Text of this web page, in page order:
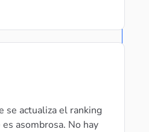
se actualiza el ranking
asombrosa. No hay